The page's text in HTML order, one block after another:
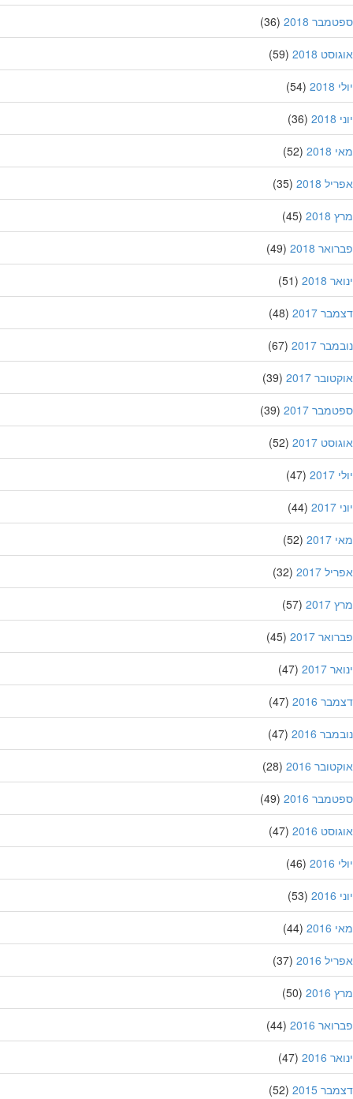
2018
(36)
2018
(59)
(54)
(36)
(52)
2018
(35)
(45)
2018
(49)
2018
(51)
2017
(48)
2017
(67)
2017
(39)
2017
(39)
2017
(52)
(47)
(44)
(52)
2017
(32)
(57)
2017
(45)
2017
(47)
2016
(47)
2016
(47)
2016
(28)
2016
(49)
2016
(47)
(46)
(53)
(44)
2016
(37)
(50)
2016
(44)
2016
(47)
2015
(52)